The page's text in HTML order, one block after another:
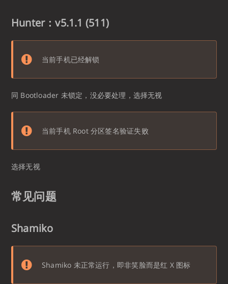
Hunter：v5.1.1 (511)
当前手机已经解锁
同 Bootloader 未锁定，没必要处理，选择无视
当前手机 Root 分区签名验证失败
选择无视
常见问题
Shamiko
Shamiko 未正常运行，即非笑脸而是红 X 图标